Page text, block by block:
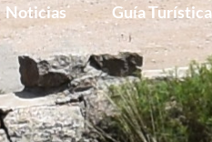
Noticias Guía Turística